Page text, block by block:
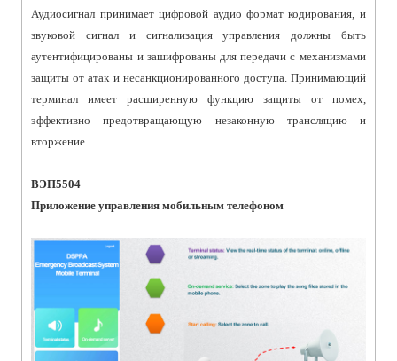
Аудиосигнал принимает цифровой аудио формат кодирования, и
звуковой сигнал и сигнализация управления должны быть
аутентифицированы и зашифрованы для передачи с механизмами
защиты от атак и несанкционированного доступа. Принимающий
терминал имеет расширенную функцию защиты от помех,
эффективно предотвращающую незаконную трансляцию и
вторжение.
ВЭП5504
Приложение управления мобильным телефоном